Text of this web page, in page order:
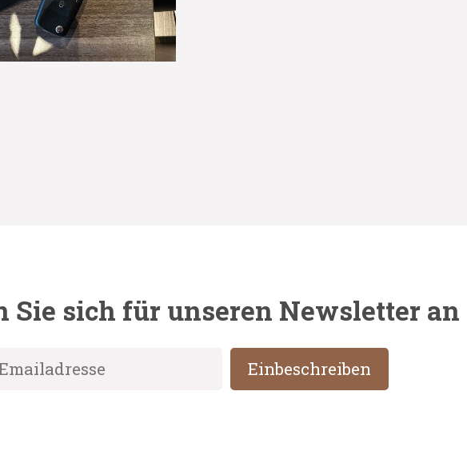
Sie sich für unseren Newsletter an